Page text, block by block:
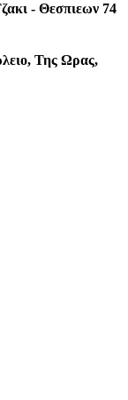
- Θεσπιεων 74
Της Ωρας,